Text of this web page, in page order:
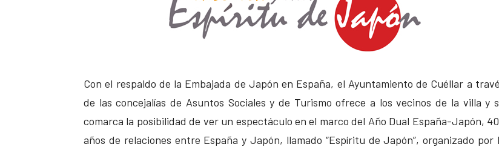
Con el respaldo de la Embajada de Japón en España, el Ayuntamiento de Cuéllar a
de las concejalías de Asuntos Sociales y de Turismo ofrece a los vecinos de la villa y
comarca la posibilidad de ver un espectáculo en el marco del Año Dual España-Japón,
años de relaciones entre España y Japón, llamado “Espíritu de Japón”, organizado por